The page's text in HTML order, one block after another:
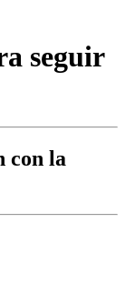
seguir
con la